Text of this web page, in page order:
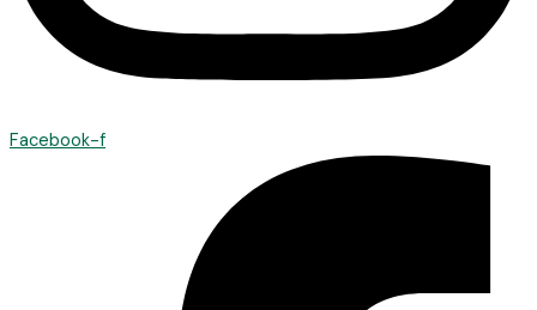
Facebook-f